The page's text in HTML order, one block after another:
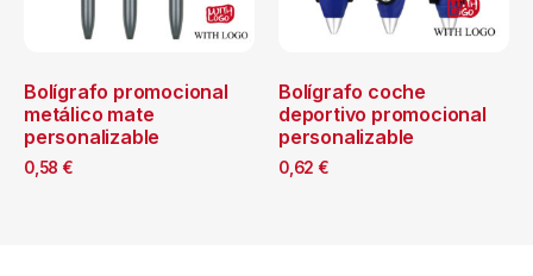
Bolígrafo promocional
metálico mate
personalizable
0,58 €
Bolígrafo coche
deportivo promocional
personalizable
0,62 €